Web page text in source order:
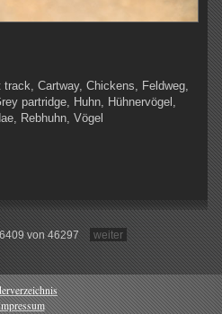
track, Cartway, Chickens, Feldweg,
partridge, Huhn, Hühnervögel,
Rebhuhn, Vögel
von 46297 weiter